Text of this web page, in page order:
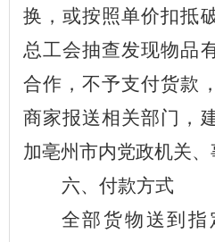
换，或按照单价扣抵
总工会抽查发现物品
合作，不予支付货款
商家报送相关部门，
加亳州市内党政机关、
六、付款方式
全部货物送到指